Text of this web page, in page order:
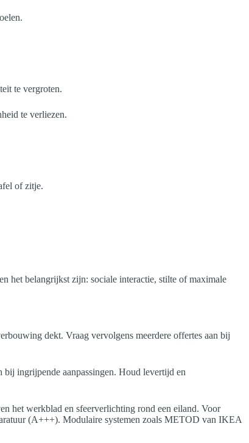
te vergroten.
te verliezen.
of zitje.
het belangrijkst zijn: sociale interactie, stilte of maximale
dekt. Vraag vervolgens meerdere offertes aan bij
ingrijpende aanpassingen. Houd levertijd en
het werkblad en sfeerverlichting rond een eiland. Voor
(A+++). Modulaire systemen zoals METOD van IKEA